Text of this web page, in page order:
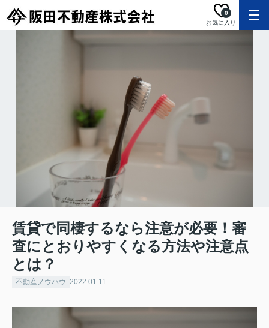
お気に入り
0
賃貸で同棲するなら注意が必要！審
査にとおりやすくなる方法や注意点
とは？
不動産ノウハウ 2022.01.11